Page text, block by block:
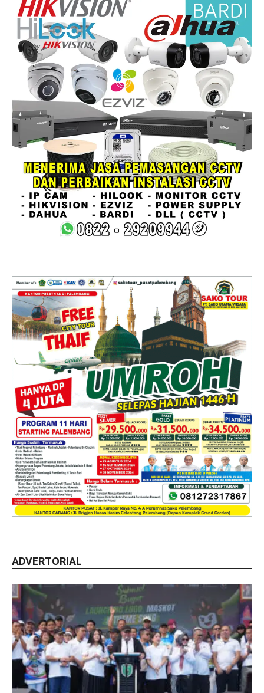
ADVERTORIAL